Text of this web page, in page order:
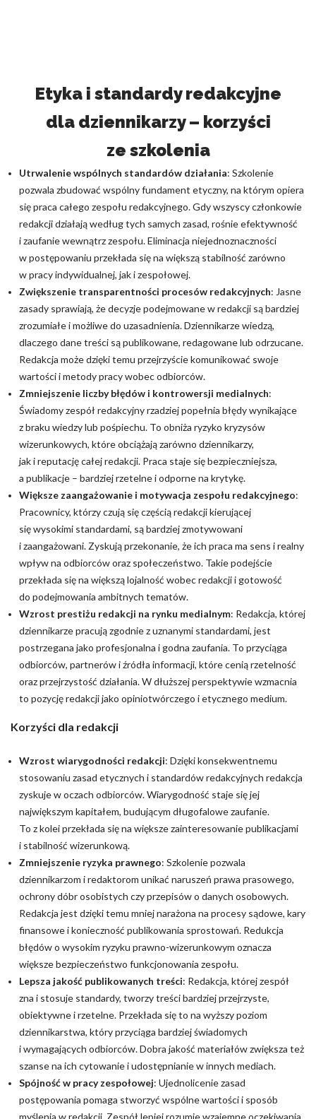
Etyka i standardy redakcyjne
dla dziennikarzy – korzyści
ze szkolenia
Utrwalenie wspólnych standardów działania: Szkolenie
pozwala zbudować wspólny fundament etyczny, na którym opiera
się praca całego zespołu redakcyjnego. Gdy wszyscy członkowie
redakcji działają według tych samych zasad, rośnie efektywność
i zaufanie wewnątrz zespołu. Eliminacja niejednoznaczności
w postępowaniu przekłada się na większą stabilność zarówno
w pracy indywidualnej, jak i zespołowej.
Zwiększenie transparentności procesów redakcyjnych: Jasne
zasady sprawiają, że decyzje podejmowane w redakcji są bardziej
zrozumiałe i możliwe do uzasadnienia. Dziennikarze wiedzą,
dlaczego dane treści są publikowane, redagowane lub odrzucane.
Redakcja może dzięki temu przejrzyście komunikować swoje
wartości i metody pracy wobec odbiorców.
Zmniejszenie liczby błędów i kontrowersji medialnych:
Świadomy zespół redakcyjny rzadziej popełnia błędy wynikające
z braku wiedzy lub pośpiechu. To obniża ryzyko kryzysów
wizerunkowych, które obciążają zarówno dziennikarzy,
jak i reputację całej redakcji. Praca staje się bezpieczniejsza,
a publikacje – bardziej rzetelne i odporne na krytykę.
Większe zaangażowanie i motywacja zespołu redakcyjnego:
Pracownicy, którzy czują się częścią redakcji kierującej
się wysokimi standardami, są bardziej zmotywowani
i zaangażowani. Zyskują przekonanie, że ich praca ma sens i realny
wpływ na odbiorców oraz społeczeństwo. Takie podejście
przekłada się na większą lojalność wobec redakcji i gotowość
do podejmowania ambitnych tematów.
Wzrost prestiżu redakcji na rynku medialnym: Redakcja, której
dziennikarze pracują zgodnie z uznanymi standardami, jest
postrzegana jako profesjonalna i godna zaufania. To przyciąga
odbiorców, partnerów i źródła informacji, które cenią rzetelność
oraz przejrzystość działania. W dłuższej perspektywie wzmacnia
to pozycję redakcji jako opiniotwórczego i etycznego medium.
Korzyści dla redakcji
Wzrost wiarygodności redakcji: Dzięki konsekwentnemu
stosowaniu zasad etycznych i standardów redakcyjnych redakcja
zyskuje w oczach odbiorców. Wiarygodność staje się jej
największym kapitałem, budującym długofalowe zaufanie.
To z kolei przekłada się na większe zainteresowanie publikacjami
i stabilność wizerunkową.
Zmniejszenie ryzyka prawnego: Szkolenie pozwala
dziennikarzom i redaktorom unikać naruszeń prawa prasowego,
ochrony dóbr osobistych czy przepisów o danych osobowych.
Redakcja jest dzięki temu mniej narażona na procesy sądowe, kary
finansowe i konieczność publikowania sprostowań. Redukcja
błędów o wysokim ryzyku prawno-wizerunkowym oznacza
większe bezpieczeństwo funkcjonowania zespołu.
Lepsza jakość publikowanych treści: Redakcja, której zespół
zna i stosuje standardy, tworzy treści bardziej przejrzyste,
obiektywne i rzetelne. Przekłada się to na wyższy poziom
dziennikarstwa, który przyciąga bardziej świadomych
i wymagających odbiorców. Dobra jakość materiałów zwiększa też
szanse na ich cytowanie i udostępnianie w innych mediach.
Spójność w pracy zespołowej: Ujednolicenie zasad
postępowania pomaga stworzyć wspólne wartości i sposób
myślenia w redakcji. Zespół lepiej rozumie wzajemne oczekiwania